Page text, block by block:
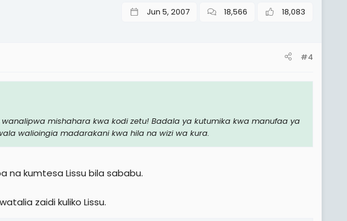
Jun 5, 2007 18,566 18,083
#4
mishahara kwa kodi zetu! Badala ya kutumika kwa manufaa ya
walioingia madarakani kwa hila na wizi wa kura.
na kumtesa Lissu bila sababu.
zaidi kuliko Lissu.